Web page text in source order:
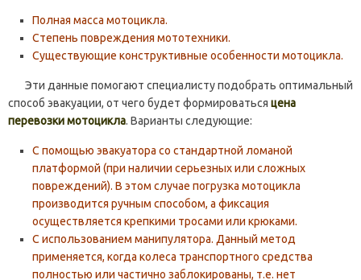
Полная масса мотоцикла.
Степень повреждения мототехники.
Существующие конструктивные особенности мотоцикла.
Эти данные помогают специалисту подобрать оптимальный
способ эвакуации, от чего будет формироваться цена
перевозки мотоцикла. Варианты следующие:
С помощью эвакуатора со стандартной ломаной
платформой (при наличии серьезных или сложных
повреждений). В этом случае погрузка мотоцикла
производится ручным способом, а фиксация
осуществляется крепкими тросами или крюками.
С использованием манипулятора. Данный метод
применяется, когда колеса транспортного средства
полностью или частично заблокированы, т.е. нет